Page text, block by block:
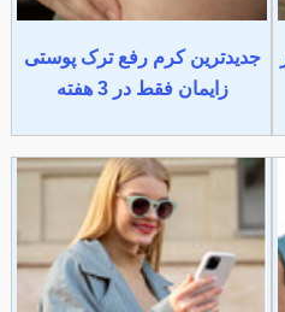
جدیدترین کرم رفع ترک پوستی
زایمان فقط در 3 هفته